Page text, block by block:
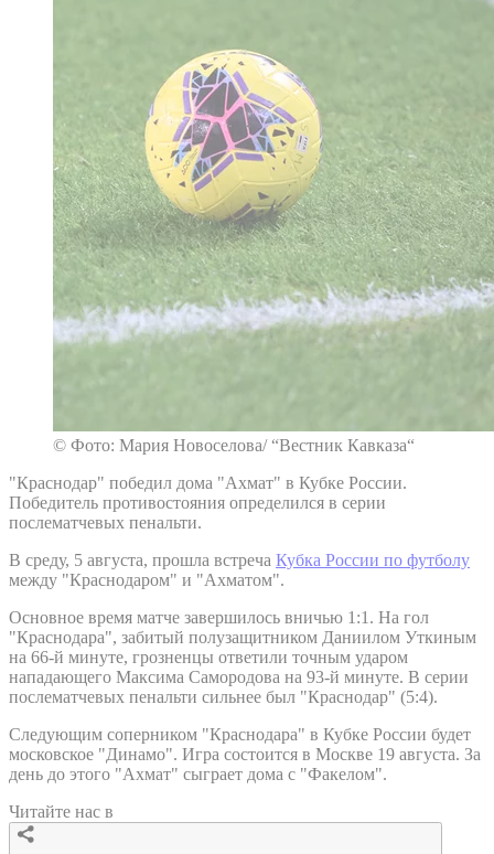
© Фото: Мария Новоселова/ “Вестник Кавказа“
"Краснодар" победил дома "Ахмат" в Кубке России.
Победитель противостояния определился в серии
послематчевых пенальти.
В среду, 5 августа, прошла встреча Кубка России по футболу
между "Краснодаром" и "Ахматом".
Основное время матче завершилось вничью 1:1. На гол
"Краснодара", забитый полузащитником Даниилом Уткиным
на 66-й минуте, грозненцы ответили точным ударом
нападающего Максима Самородова на 93-й минуте. В серии
послематчевых пенальти сильнее был "Краснодар" (5:4).
Следующим соперником "Краснодара" в Кубке России будет
московское "Динамо". Игра состоится в Москве 19 августа. За
день до этого "Ахмат" сыграет дома с "Факелом".
Читайте нас в